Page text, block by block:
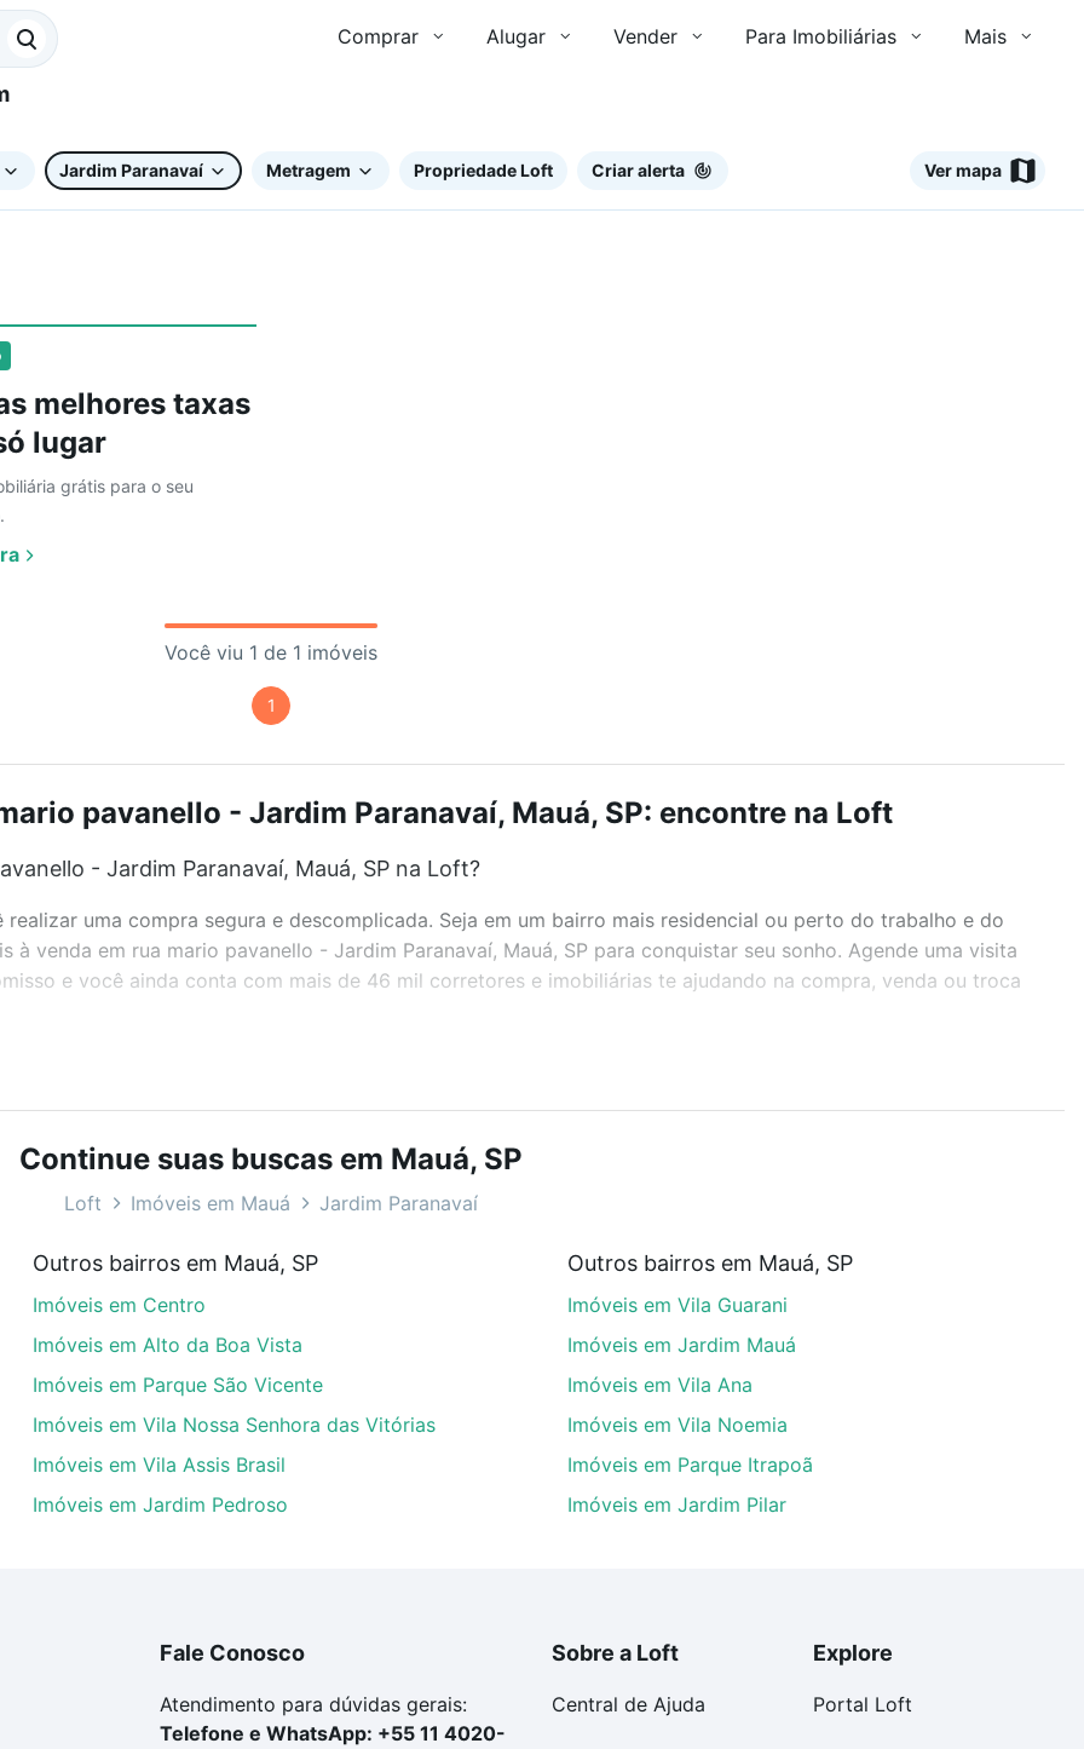
Comprar Alugar Vender Para Imobiliárias Mais
Jardim Paranavaí Metragem Propriedade Loft Criar alerta Ver mapa
melhores taxas
lugar
grátis para o seu
Você viu 1 de 1 imóveis
1
pavanello - Jardim Paranavaí, Mauá, SP: encontre na Loft
- Jardim Paranavaí, Mauá, SP na Loft?
uma compra segura e descomplicada. Seja em um bairro mais residencial ou perto do trabalho e do
venda em rua mario pavanello - Jardim Paranavaí, Mauá, SP para conquistar seu sonho. Agende uma visita
e você ainda conta com mais de 46 mil corretores e imobiliárias te ajudando na compra, venda ou troca
e até condomínios favoritos. Você também pode usar os filtros como quantidade de quartos, suítes, com
o preço, metragem e comodidades, como piscina, academia, salão de festas ou área verde e encontrar
Mauá, SP ideal para você na Loft.
à venda em rua mario pavanello - Jardim Paranavaí, Mauá, SP que custam a partir de R$ 0 e com nossas
adequar ao seu orçamento. Se ainda tem alguma dúvida dos custos envolvidos no processo de compra,
e conte com a gente para comprar o imóvel dos seus sonhos com segurança e conforto. Loft, com você
Continue suas buscas em Mauá, SP
Loft Imóveis em Mauá Jardim Paranavaí
Outros bairros em Mauá, SP
Imóveis em Centro
Imóveis em Alto da Boa Vista
Imóveis em Parque São Vicente
Imóveis em Vila Nossa Senhora das Vitórias
Imóveis em Vila Assis Brasil
Imóveis em Jardim Pedroso
Outros bairros em Mauá, SP
Imóveis em Vila Guarani
Imóveis em Jardim Mauá
Imóveis em Vila Ana
Imóveis em Vila Noemia
Imóveis em Parque Itrapoã
Imóveis em Jardim Pilar
Fale Conosco
Atendimento para dúvidas gerais:
Telefone e WhatsApp: +55 11 4020-
Sobre a Loft
Central de Ajuda
Explore
Portal Loft